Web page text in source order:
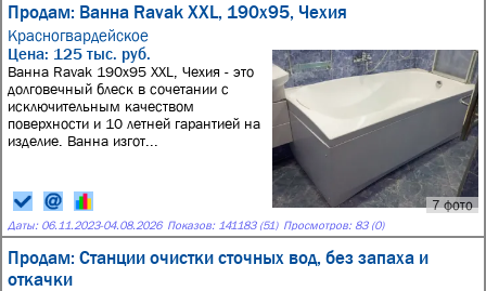
Продам: Ванна Ravak XXL, 190x95, Чехия
Красногвардейское
7 фото
Цена: 125 тыс. руб.
Ванна Ravak 190x95 XXL, Чехия - это
долговечный блеск в сочетании с
исключительным качеством
поверхности и 10 летней гарантией на
изделие. Ванна изгот...
Даты: 06.11.2023-04.08.2026 Показов: 141183 (51) Просмотров: 83 (0)
Продам: Станции очистки сточных вод, без запаха и
откачки